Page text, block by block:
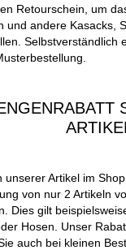
Retourschein, um
und andere Kasacks,
Selbstverständlich
unserer Artikel im
von nur 2 Artikeln
Dies gilt
Hosen. Unser
auch bei kleinen